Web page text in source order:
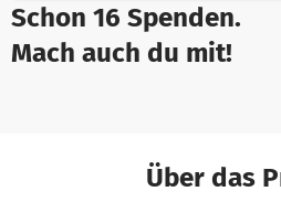
Schon 16 Spenden.
Mach auch du mit!
Über das